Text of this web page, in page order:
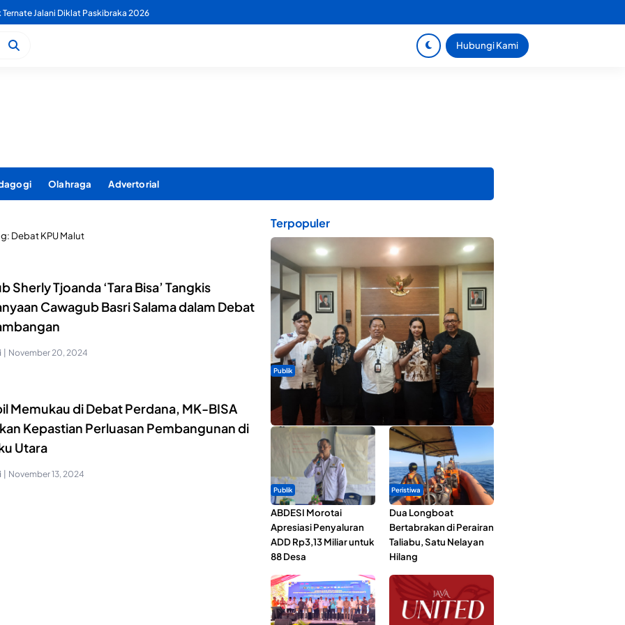
Jalani Diklat Paskibraka 2026
Hubungi Kami
Olahraga Advertorial
Debat KPU Malut
Sherly Tjoanda ‘Tara Bisa’ Tangkis
Cawagub Basri Salama dalam Debat
November 20, 2024
Memukau di Debat Perdana, MK-BISA
Kepastian Perluasan Pembangunan di
Utara
November 13, 2024
Terpopuler
Publik
Dua Talenta Muda Ternate Wakili Maluku Utara di
Gita Bahana Nusantara 2026
Publik
ABDESI Morotai
Apresiasi Penyaluran
ADD Rp3,13 Miliar untuk
88 Desa
Peristiwa
Dua Longboat
Bertabrakan di Perairan
Taliabu, Satu Nelayan
Hilang